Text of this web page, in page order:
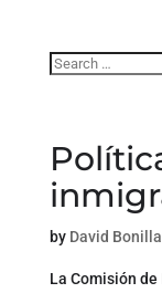
by David Bonilla
La Comisión